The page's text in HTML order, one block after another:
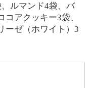
ルマンド4袋、バ
アクッキー3袋、
ーゼ（ホワイト）3